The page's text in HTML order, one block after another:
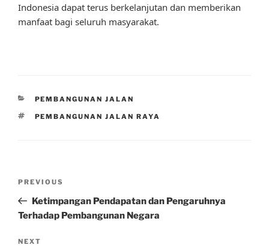
Indonesia dapat terus berkelanjutan dan memberikan
manfaat bagi seluruh masyarakat.
CATEGORIES
PEMBANGUNAN JALAN
TAGS
PEMBANGUNAN JALAN RAYA
Previous
Post
PREVIOUS
Ketimpangan Pendapatan dan Pengaruhnya
Terhadap Pembangunan Negara
Next
NEXT